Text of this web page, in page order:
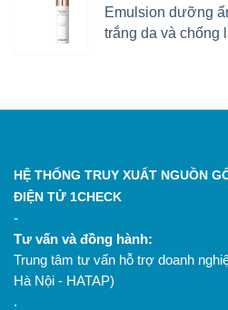
Emulsion dưỡng
trắng da và chống
HỆ THỐNG TRUY XUẤT NGUỒN
ĐIỆN TỬ 1CHECK
-
Tư vấn và đồng hành:
Trung tâm tư vấn hỗ trợ doanh
Hà Nội - HATAP)
.